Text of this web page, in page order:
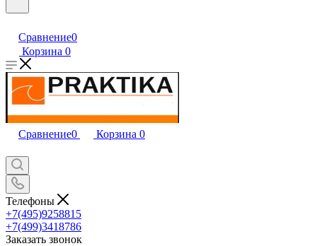
Сравнение0
Корзина 0
Сравнение0 Корзина 0
Телефоны
+7(495)9258815
+7(499)3418786
Заказать звонок